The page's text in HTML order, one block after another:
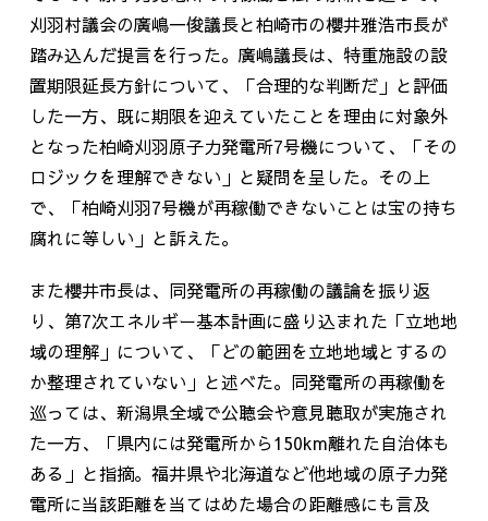
刈羽村議会の廣嶋一俊議長と柏崎市の櫻井雅浩市長が
踏み込んだ提言を行った。廣嶋議長は、特重施設の設
置期限延長方針について、「合理的な判断だ」と評価
した一方、既に期限を迎えていたことを理由に対象外
となった柏崎刈羽原子力発電所7号機について、「その
ロジックを理解できない」と疑問を呈した。その上
で、「柏崎刈羽7号機が再稼働できないことは宝の持ち
腐れに等しい」と訴えた。
また櫻井市長は、同発電所の再稼働の議論を振り返
り、第7次エネルギー基本計画に盛り込まれた「立地地
域の理解」について、「どの範囲を立地地域とするの
か整理されていない」と述べた。同発電所の再稼働を
巡っては、新潟県全域で公聴会や意見聴取が実施され
た一方、「県内には発電所から150km離れた自治体も
ある」と指摘。福井県や北海道など他地域の原子力発
電所に当該距離を当てはめた場合の距離感にも言及